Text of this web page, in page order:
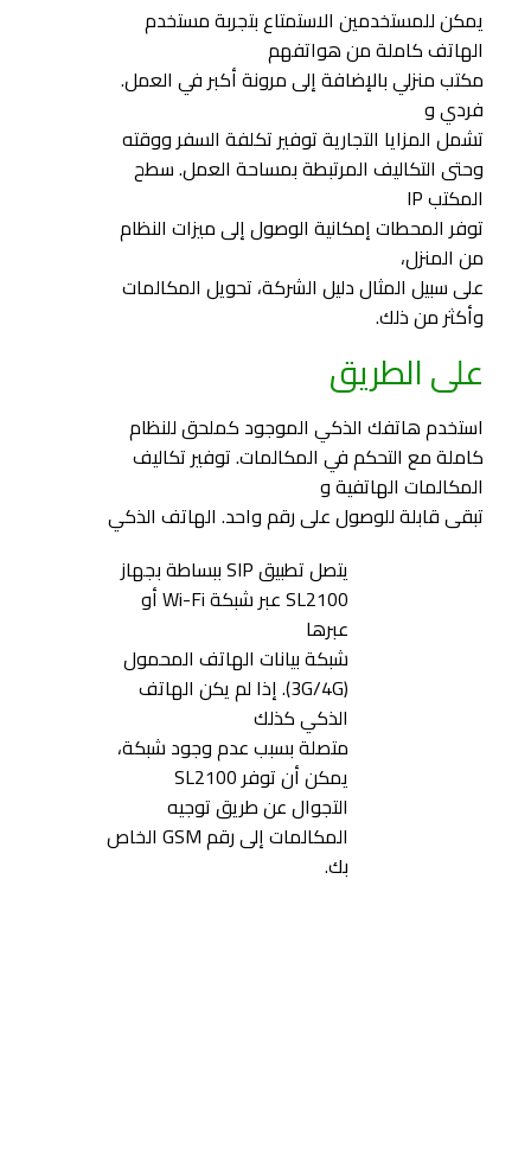
يمكن للمستخدمين الاستمتاع بتجربة مستخدم
الهاتف كاملة من هواتفهم
مكتب منزلي بالإضافة إلى مرونة أكبر في العمل.
فردي و
تشمل المزايا التجارية توفير تكلفة السفر ووقته
وحتى التكاليف المرتبطة بمساحة العمل. سطح
المكتب IP
توفر المحطات إمكانية الوصول إلى ميزات النظام
من المنزل،
على سبيل المثال دليل الشركة، تحويل المكالمات
وأكثر من ذلك.
على الطريق
استخدم هاتفك الذكي الموجود كملحق للنظام
كاملة مع التحكم في المكالمات. توفير تكاليف
المكالمات الهاتفية و
تبقى قابلة للوصول على رقم واحد. الهاتف الذكي
يتصل تطبيق SIP ببساطة بجهاز
SL2100 عبر شبكة Wi-Fi أو
عبرها
شبكة بيانات الهاتف المحمول
(3G/4G). إذا لم يكن الهاتف
الذكي كذلك
متصلة بسبب عدم وجود شبكة،
يمكن أن توفر SL2100
التجوال عن طريق توجيه
المكالمات إلى رقم GSM الخاص
بك.